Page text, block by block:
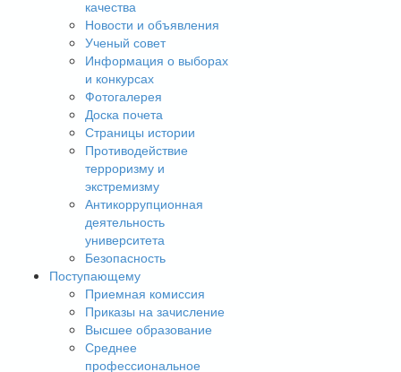
качества
Новости и объявления
Ученый совет
Информация о выборах
и конкурсах
Фотогалерея
Доска почета
Страницы истории
Противодействие
терроризму и
экстремизму
Антикоррупционная
деятельность
университета
Безопасность
Поступающему
Приемная комиссия
Приказы на зачисление
Высшее образование
Среднее
профессиональное